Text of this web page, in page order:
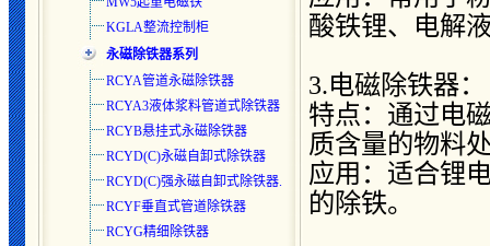
KGLA整流控制柜
永磁除铁器系列
RCYA管道永磁除铁器
RCYA3液体浆料管道式除铁器
RCYB悬挂式永磁除铁器
RCYD(C)永磁自卸式除铁器
RCYD(C)强永磁自卸式除铁器.
RCYF垂直式管道除铁器
RCYG精细除铁器
酸铁锂、电解
3.电磁除铁器：
特点：通过电
质含量的物料
应用：适合锂
的除铁。